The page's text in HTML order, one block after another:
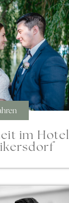
im Hotel